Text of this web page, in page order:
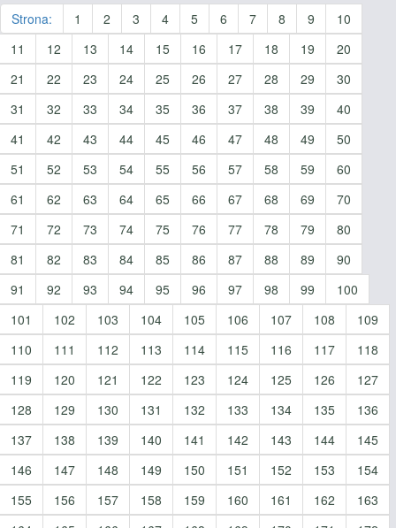
Strona: 1 2 3 4 5 6 7 8 9
10
11
12 13 14 15 16 17 18 19
20
21
22 23 24 25 26 27 28 29
30
31
32 33 34 35 36 37 38 39
40
41
42 43 44 45 46 47 48 49
50
51
52 53 54 55 56 57 58 59
60
61
62 63 64 65 66 67 68 69
70
71
72 73 74 75 76 77 78 79
80
81
82 83 84 85 86 87 88 89
90
91
92 93 94 95 96 97 98 99
100
101
102 103 104 105 106 107 108
109
110
111 112 113 114 115 116 117
118
119
120 121 122 123 124 125 126
127
128
129 130 131 132 133 134 135
136
137
138 139 140 141 142 143 144
145
146
147 148 149 150 151 152 153
154
155
156 157 158 159 160 161 162
163